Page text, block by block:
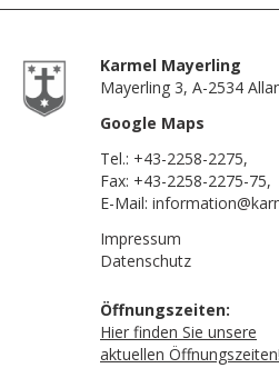
Karmel Mayerling
Mayerling 3, A-2534
Google Maps
Tel.: +43-2258-2275,
Fax: +43-2258-2275-75,
E-Mail:
Impressum
Datenschutz
Öffnungszeiten:
Hier finden Sie unsere
aktuellen Öffnungszeiten!